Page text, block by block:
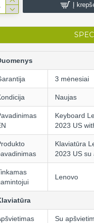
Į
3 mėnesiai
Naujas
Keyboard
2023 US
Klaviatūra
2023 US su
Lenovo
Su